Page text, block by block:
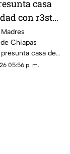
casa
con r3st0s
Chiapa de
Chiapas
casa de
Nicolás Bravo,
05:56 p. m.